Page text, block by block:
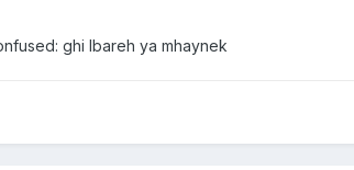
ghi lbareh ya mhaynek